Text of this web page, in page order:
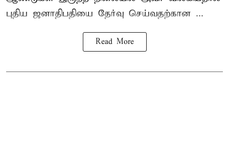
புதிய ஜனாதிபதியை தேர்வு செய்வதற்கான ...
Read More